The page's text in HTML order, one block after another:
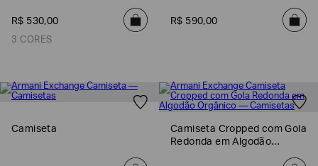
R$ 530,00
3 CORES
R$ 590,00
Camiseta
Camiseta Cropped com Gola
Redonda em Algodão